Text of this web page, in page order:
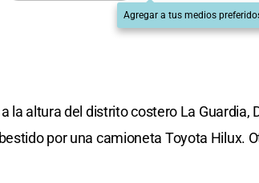
Agregar a tus medios
la altura del distrito costero La Guardia,
por una camioneta Toyota Hilux.